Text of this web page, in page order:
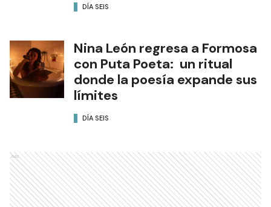
DÍA SEIS
Nina León regresa a Formosa
con Puta Poeta: un ritual
donde la poesía expande sus
límites
DÍA SEIS
Ads